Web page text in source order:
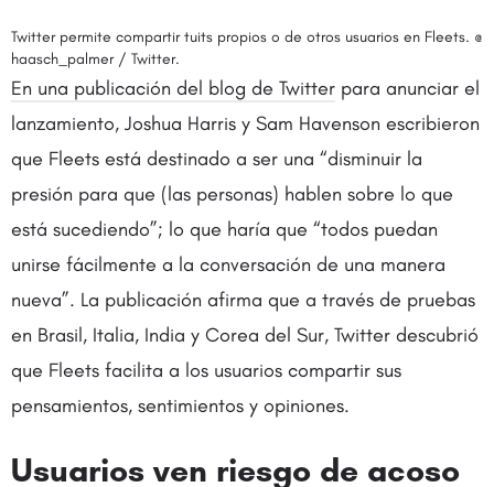
Twitter permite compartir tuits propios o de otros usuarios en Fleets. @
haasch_palmer / Twitter.
En una publicación del blog de Twitter para anunciar el
lanzamiento, Joshua Harris y Sam Havenson escribieron
que Fleets está destinado a ser una “disminuir la
presión para que (las personas) hablen sobre lo que
está sucediendo”; lo que haría que “todos puedan
unirse fácilmente a la conversación de una manera
nueva”. La publicación afirma que a través de pruebas
en Brasil, Italia, India y Corea del Sur, Twitter descubrió
que Fleets facilita a los usuarios compartir sus
pensamientos, sentimientos y opiniones.
Usuarios ven riesgo de acoso